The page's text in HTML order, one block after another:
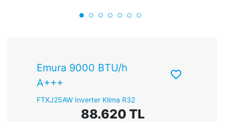
Emura 9000 BTU/h
A+++
FTXJ25AW Inverter Klima R32
88.620 TL